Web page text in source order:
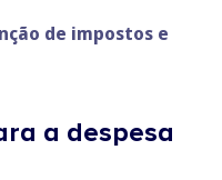
de impostos e
a despesa